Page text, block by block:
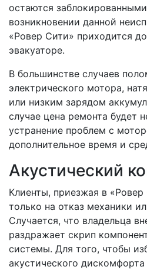
остаются
возникновении данной
«Ровер Сити» приходится
эвакуаторе.
В большинстве случаев
электрического мотора,
или низким зарядом
случае цена ремонта будет
устранение проблем с
дополнительное время и
Акустический
Клиенты, приезжая в
только на отказ механики
Случается, что владельца
раздражает скрип
системы. Для того, чтобы
акустического